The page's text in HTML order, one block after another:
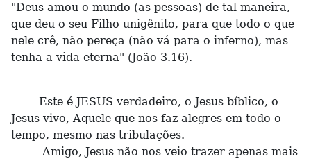
"Deus amou o mundo (as pessoas) de tal maneira,
que deu o seu Filho unigênito, para que todo o que
nele crê, não pereça (não vá para o inferno), mas
tenha a vida eterna" (João 3.16).
Este é JESUS verdadeiro, o Jesus bíblico, o
Jesus vivo, Aquele que nos faz alegres em todo o
tempo, mesmo nas tribulações.
Amigo, Jesus não nos veio trazer apenas mais